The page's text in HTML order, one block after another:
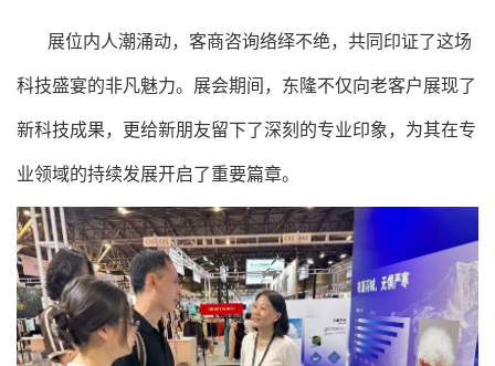
展位内人潮涌动，客商咨询络绎不绝，共同印证了这场
科技盛宴的非凡魅力。展会期间，东隆不仅向老客户展现了
新科技成果，更给新朋友留下了深刻的专业印象，为其在专
业领域的持续发展开启了重要篇章。